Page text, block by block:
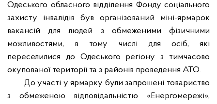
Одеського обласного відділення Фонду соціального
захисту інвалідів був організований міні-ярмарок
вакансій для людей з обмеженими фізичними
можливостями, в тому числі для осіб, які
переселилися до Одеського регіону з тимчасово
окупованої території та з районів проведення АТО.
До участі у ярмарку були запрошені товариство
з обмеженою відповідальністю «Енергомережі»,